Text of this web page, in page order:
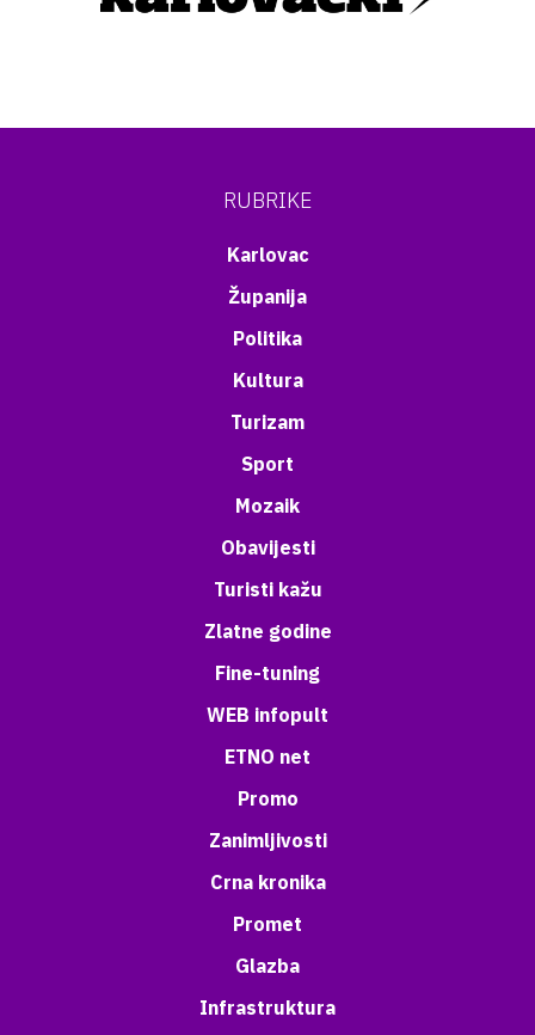
RUBRIKE
Karlovac
Županija
Politika
Kultura
Turizam
Sport
Mozaik
Obavijesti
Turisti kažu
Zlatne godine
Fine-tuning
WEB infopult
ETNO net
Promo
Zanimljivosti
Crna kronika
Promet
Glazba
Infrastruktura